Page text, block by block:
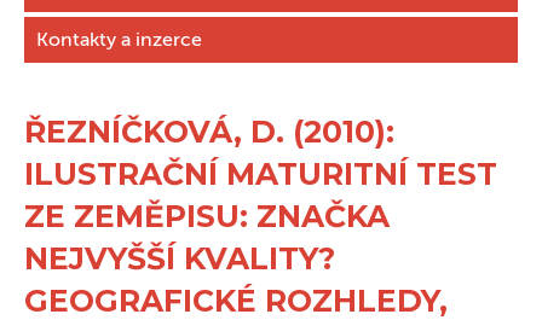
Kontakty a inzerce
ŘEZNÍČKOVÁ, D. (2010):
ILUSTRAČNÍ MATURITNÍ TEST
ZE ZEMĚPISU: ZNAČKA
NEJVYŠŠÍ KVALITY?
GEOGRAFICKÉ ROZHLEDY,